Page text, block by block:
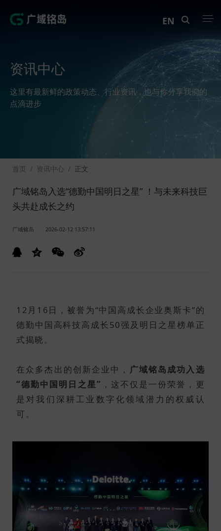
解决方案
案例中心
关于Geega
EN
资讯中心
这里有最新鲜的政策动态、行业资讯，也与你分享我们的
点滴进步
首页 / 资讯中心 / 正文
广域铭岛入选“德勤中国明日之星” ！与未来科技巨
头共赴成长之约
广域铭岛 2026-02-12 13:57:11
12月16日，被誉为“中国高成长企业奥斯卡”的
德勤中国高科技高成长50强及明日之星榜单正
式揭晓。
在众多杰出的创新企业中， 广域铭岛成功入选
“德勤中国明日之星” ，这不仅是一份荣誉，更
是对我们深耕工业数字化领域潜力的权威认
可。